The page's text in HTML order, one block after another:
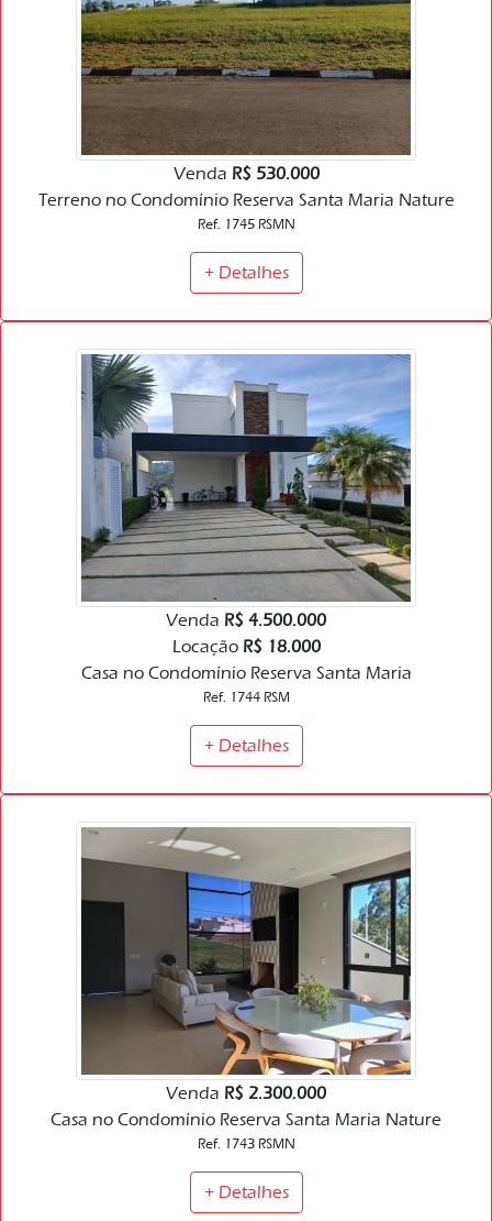
Venda R$ 530.000
Terreno no Condomínio Reserva Santa Maria Nature
Ref. 1745 RSMN
+ Detalhes
Venda R$ 4.500.000
Locação R$ 18.000
Casa no Condomínio Reserva Santa Maria
Ref. 1744 RSM
+ Detalhes
Venda R$ 2.300.000
Casa no Condomínio Reserva Santa Maria Nature
Ref. 1743 RSMN
+ Detalhes